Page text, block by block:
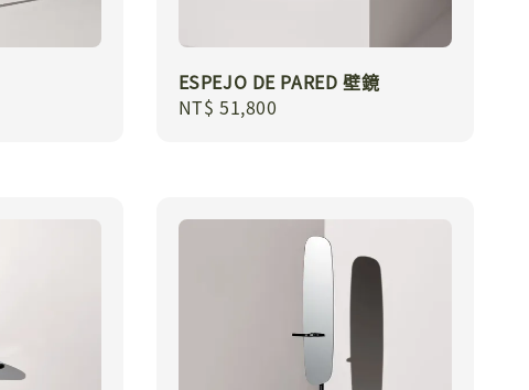
ESPEJO DE PARED 壁鏡
Regular
NT$ 51,800